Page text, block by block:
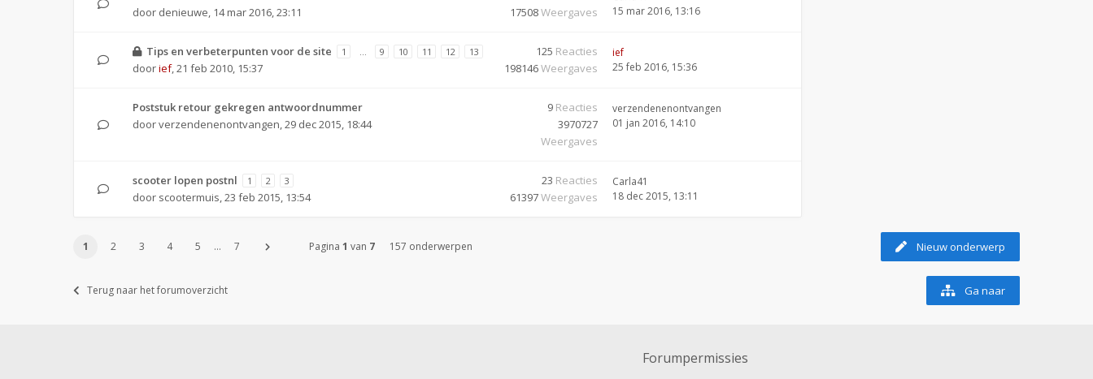
door denieuwe, 14 mar 2016, 23:11
17508Weergaves
15 mar 2016, 13:16
Tips en verbeterpunten voor de site 1 … 9 10 11 12 13
doorief,21 feb 2010, 15:37
125 Reacties
198146Weergaves
ief
25 feb 2016, 15:36
Poststuk retour gekregen antwoordnummer
doorverzendenenontvangen,29 dec 2015, 18:44
9 Reacties
3970727
Weergaves
verzendenenontvangen
01 jan 2016, 14:10
scooter lopen postnl 1 2 3
door scootermuis,23 feb 2015, 13:54
23 Reacties
61397Weergaves
Carla41
18 dec 2015, 13:11
Nieuw onderwerp
1 2 3 4 5 … 7 Pagina 1 van 7 157 onderwerpen
Terug naar het forumoverzicht Ga naar
Forumpermissies